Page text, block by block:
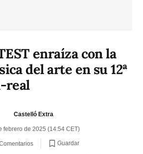
enraíza con la
del arte en su 12ª
real
Castelló Extra
febrero de 2025 (14:54 CET)
Guardar